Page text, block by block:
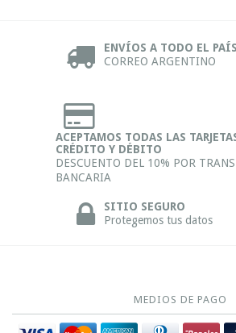
ENVÍOS A TODO EL PAÍS
CORREO ARGENTINO
ACEPTAMOS TODAS LAS
CRÉDITO Y DÉBITO
DESCUENTO DEL 10% POR
BANCARIA
SITIO SEGURO
Protegemos tus datos
MEDIOS DE PAGO